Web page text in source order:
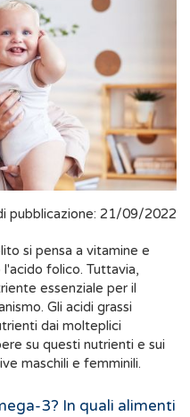
pubblicazione: 21/09/2022
si pensa a vitamine e
folico. Tuttavia,
essenziale per il
Gli acidi grassi
dai molteplici
su questi nutrienti e sui
maschili e femminili.
3? In quali alimenti